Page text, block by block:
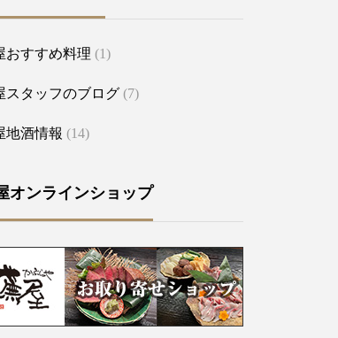
おすすめ料理 (1)
スタッフのブログ (7)
地酒情報 (14)
オンラインショップ